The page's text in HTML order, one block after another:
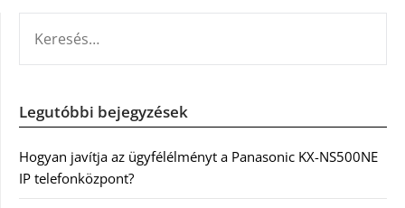
Legutóbbi bejegyzések
Hogyan javítja az ügyfélélményt a Panasonic KX-NS500NE
IP telefonközpont?